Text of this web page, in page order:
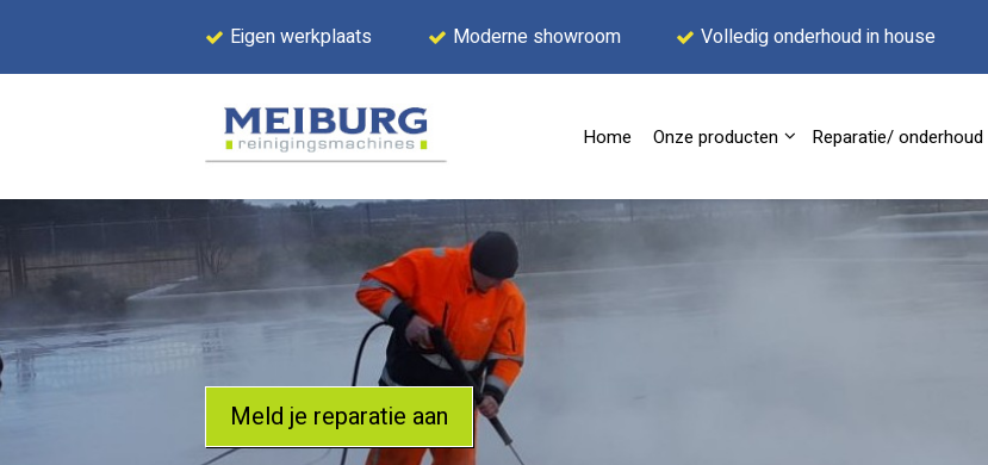
Eigen werkplaats Moderne showroom Volledig onderhoud in house
Home Onze producten Reparatie/ onderhoud
Meld je reparatie aan